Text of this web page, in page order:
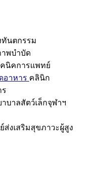
ทันตกรรม
พบำบัด
นิคการแพทย์
อาหาร คลินิก
าบาลสัตว์เล็กจุฬาฯ
ส่งเสริมสุขภาวะผู้สูง